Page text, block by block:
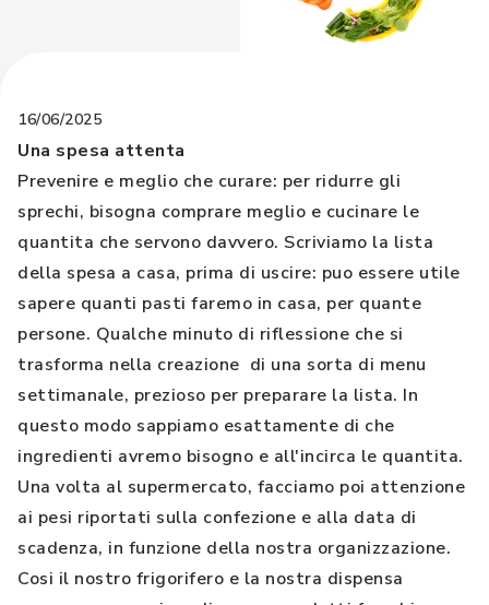
16/06/2025
Una spesa attenta
Prevenire e meglio che curare: per ridurre gli
sprechi, bisogna comprare meglio e cucinare le
quantita che servono davvero. Scriviamo la lista
della spesa a casa, prima di uscire: puo essere utile
sapere quanti pasti faremo in casa, per quante
persone. Qualche minuto di riflessione che si
trasforma nella creazione di una sorta di menu
settimanale, prezioso per preparare la lista. In
questo modo sappiamo esattamente di che
ingredienti avremo bisogno e all'incirca le quantita.
Una volta al supermercato, facciamo poi attenzione
ai pesi riportati sulla confezione e alla data di
scadenza, in funzione della nostra organizzazione.
Cosi il nostro frigorifero e la nostra dispensa